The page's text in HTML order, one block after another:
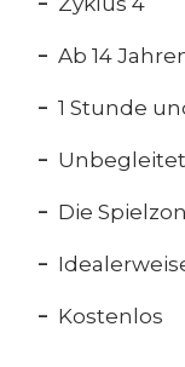
Ab 14
1 Stunde
Die
Kostenlos